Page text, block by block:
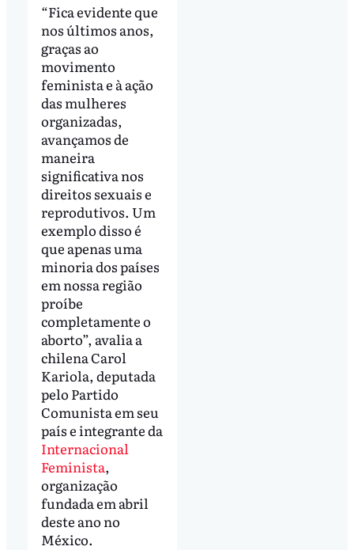
“Fica evidente que
nos últimos anos,
graças ao
movimento
feminista e à ação
das mulheres
organizadas,
avançamos de
maneira
significativa nos
direitos sexuais e
reprodutivos. Um
exemplo disso é
que apenas uma
minoria dos países
em nossa região
proíbe
completamente o
aborto”, avalia a
chilena Carol
Kariola, deputada
pelo Partido
Comunista em seu
país e integrante da
Internacional
Feminista,
organização
fundada em abril
deste ano no
México.